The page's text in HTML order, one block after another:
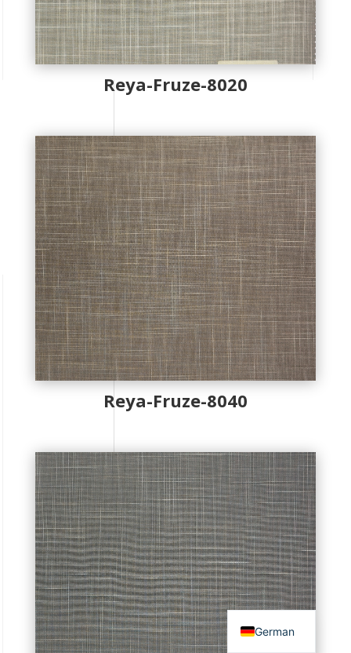
Reya-Fruze-8020
Reya-Fruze-8040
German
Turkish
English
French
Russian